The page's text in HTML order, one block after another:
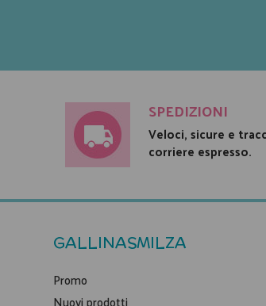
SPEDIZIONI
Veloci, sicure e
corriere espresso.
GALLINASMILZA
Promo
Nuovi prodotti